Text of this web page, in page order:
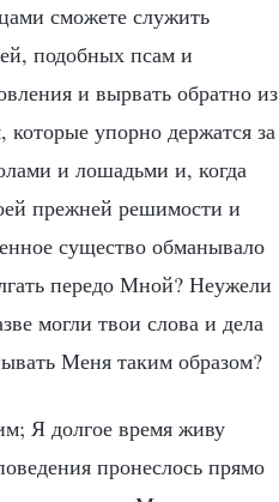
сможете служить
подобных псам и
и вырвать обратно из
упорно держатся за
и лошадьми и, когда
прежней решимости и
существо обманывало
передо Мной? Неужели
могли твои слова и дела
Меня таким образом?
Я долгое время живу
пронеслось прямо